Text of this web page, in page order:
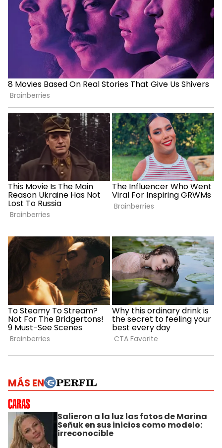
MÁS EN
Salieron a la luz las fotos de Marina
Señuk en sus inicios como modelo:
irreconocible